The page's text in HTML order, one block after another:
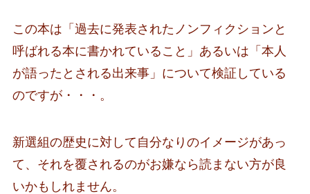
この本は「過去に発表されたノンフィクションと
呼ばれる本に書かれていること」あるいは「本人
が語ったとされる出来事」について検証している
のですが・・・。
新選組の歴史に対して自分なりのイメージがあっ
て、それを覆されるのがお嫌なら読まない方が良
いかもしれません。